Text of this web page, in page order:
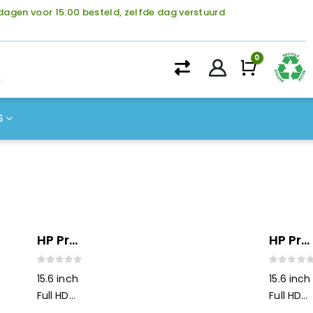
voor 15:00 besteld, zelfde dag verstuurd
0
HP ProBook 450 G6
15.6 inch
Full HD
HP ProBook 450 G7 i5
15.6 inch
Full HD